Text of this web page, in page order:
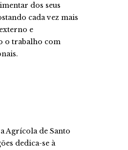
dos seus
cada vez mais
e
o trabalho com
Agrícola de Santo
dedica-se à